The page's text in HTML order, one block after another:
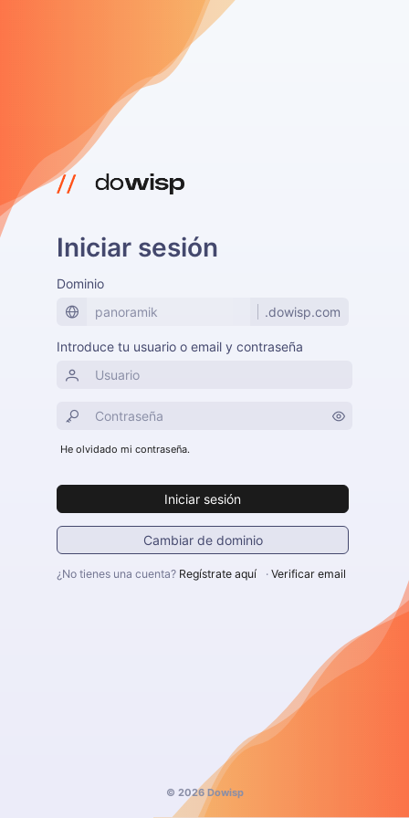
Iniciar sesión
Dominio
.dowisp.com
Introduce tu usuario o email y contraseña
He olvidado mi contraseña.
Iniciar sesión
Cambiar de dominio
¿No tienes una cuenta? Regístrate aquí · Verificar email
© 2026 Dowisp